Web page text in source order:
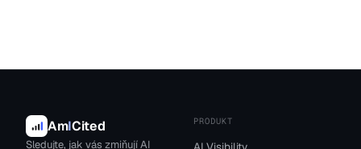
AmICited
Sledujte, jak vás zmiňují AI
PRODUKT